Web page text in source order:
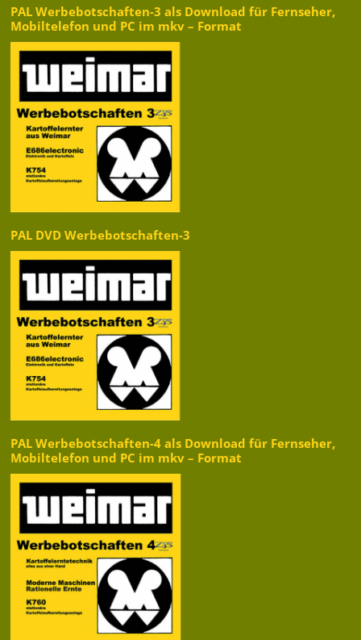
PAL Werbebotschaften-3 als Download für Fernseher,
Mobiltelefon und PC im mkv – Format
PAL DVD Werbebotschaften-3
PAL Werbebotschaften-4 als Download für Fernseher,
Mobiltelefon und PC im mkv – Format